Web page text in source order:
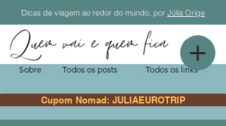
Sobre Todos os posts Todos os links
Cupom Nomad: JULIAEUROTRIP
Dicas de viagem ao redor do mundo, por Júlia Orige